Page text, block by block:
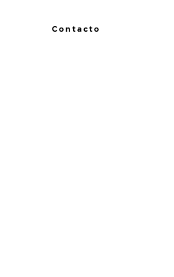
Contacto